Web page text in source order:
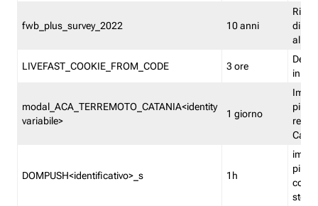
fwb_plus_survey_2022 10 anni
di
LIVEFAST_COOKIE_FROM_CODE 3 ore
in
modal_ACA_TERREMOTO_CATANIA<identity
variabile>
1 giorno
più
DOMPUSH<identificativo>_s 1h
più